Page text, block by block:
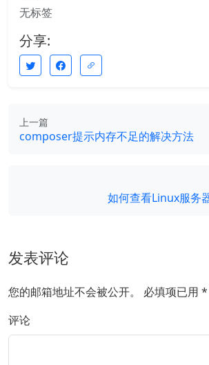
无标签
分享:
上一篇
composer提示内存不足的解决方法
如何查看Linux服务
发表评论
您的邮箱地址不会被公开。 必填项已用 *
评论